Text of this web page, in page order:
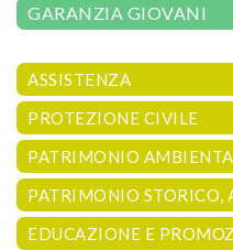
GARANZIA GIOVANI
ASSISTENZA
PROTEZIONE CIVILE
PATRIMONIO
PATRIMONIO STORICO,
EDUCAZIONE E